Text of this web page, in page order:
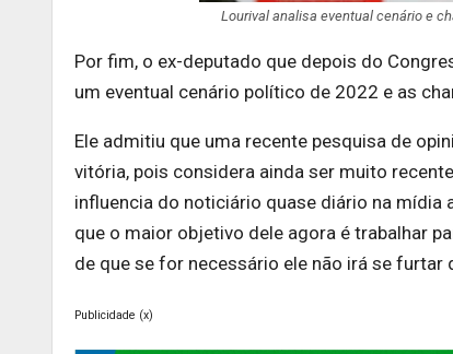
Lourival analisa eventual cenário e
Por fim, o ex-deputado que depois do
um eventual cenário político de 2022 e as
Ele admitiu que uma recente pesquisa de
vitória, pois considera ainda ser muito
influencia do noticiário quase diário na mídia
que o maior objetivo dele agora é trabalhar
de que se for necessário ele não irá se furtar
Publicidade (x)